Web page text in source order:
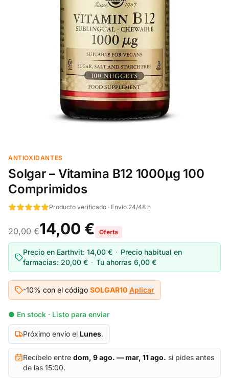
ANTIOXIDANTES
Solgar – Vitamina B12 1000µg 100
Comprimidos
Producto verificado · Envío 24/48 h
20,00 €14,00 € Oferta
Precio en Earthvit: 14,00 € · Precio habitual en
farmacias: 20,00 € · Tu ahorras 6,00 €
-10% con el código SOLGAR10 Aplicar
● En stock · Listo para enviar
Próximo envío el Lunes.
Recíbelo entre dom, 9 ago. — mar, 11 ago. si pides antes
de las 15:00.